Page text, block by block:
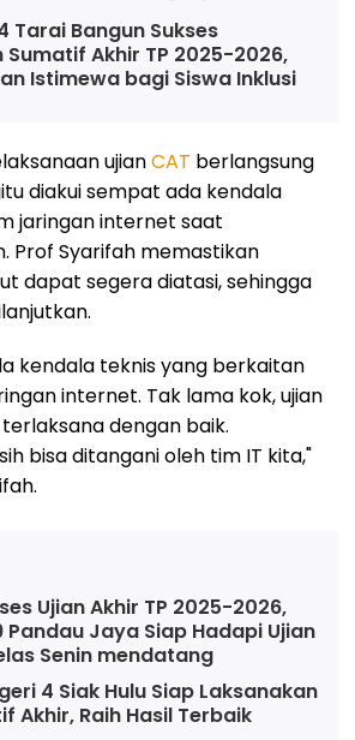
Tarai Bangun Sukses
Sumatif Akhir TP 2025-2026,
Istimewa bagi Siswa Inklusi
ujianCAT berlangsung
diakui sempat ada kendala
jaringan internet saat
Prof Syarifah memastikan
dapat segera diatasi, sehingga
kendala teknis yang berkaitan
internet. Tak lama kok, ujian
dengan baik.
bisa ditangani oleh tim IT kita,"
Ujian Akhir TP 2025-2026,
Pandau Jaya Siap Hadapi Ujian
Senin mendatang
4 Siak Hulu Siap Laksanakan
Akhir, Raih Hasil Terbaik